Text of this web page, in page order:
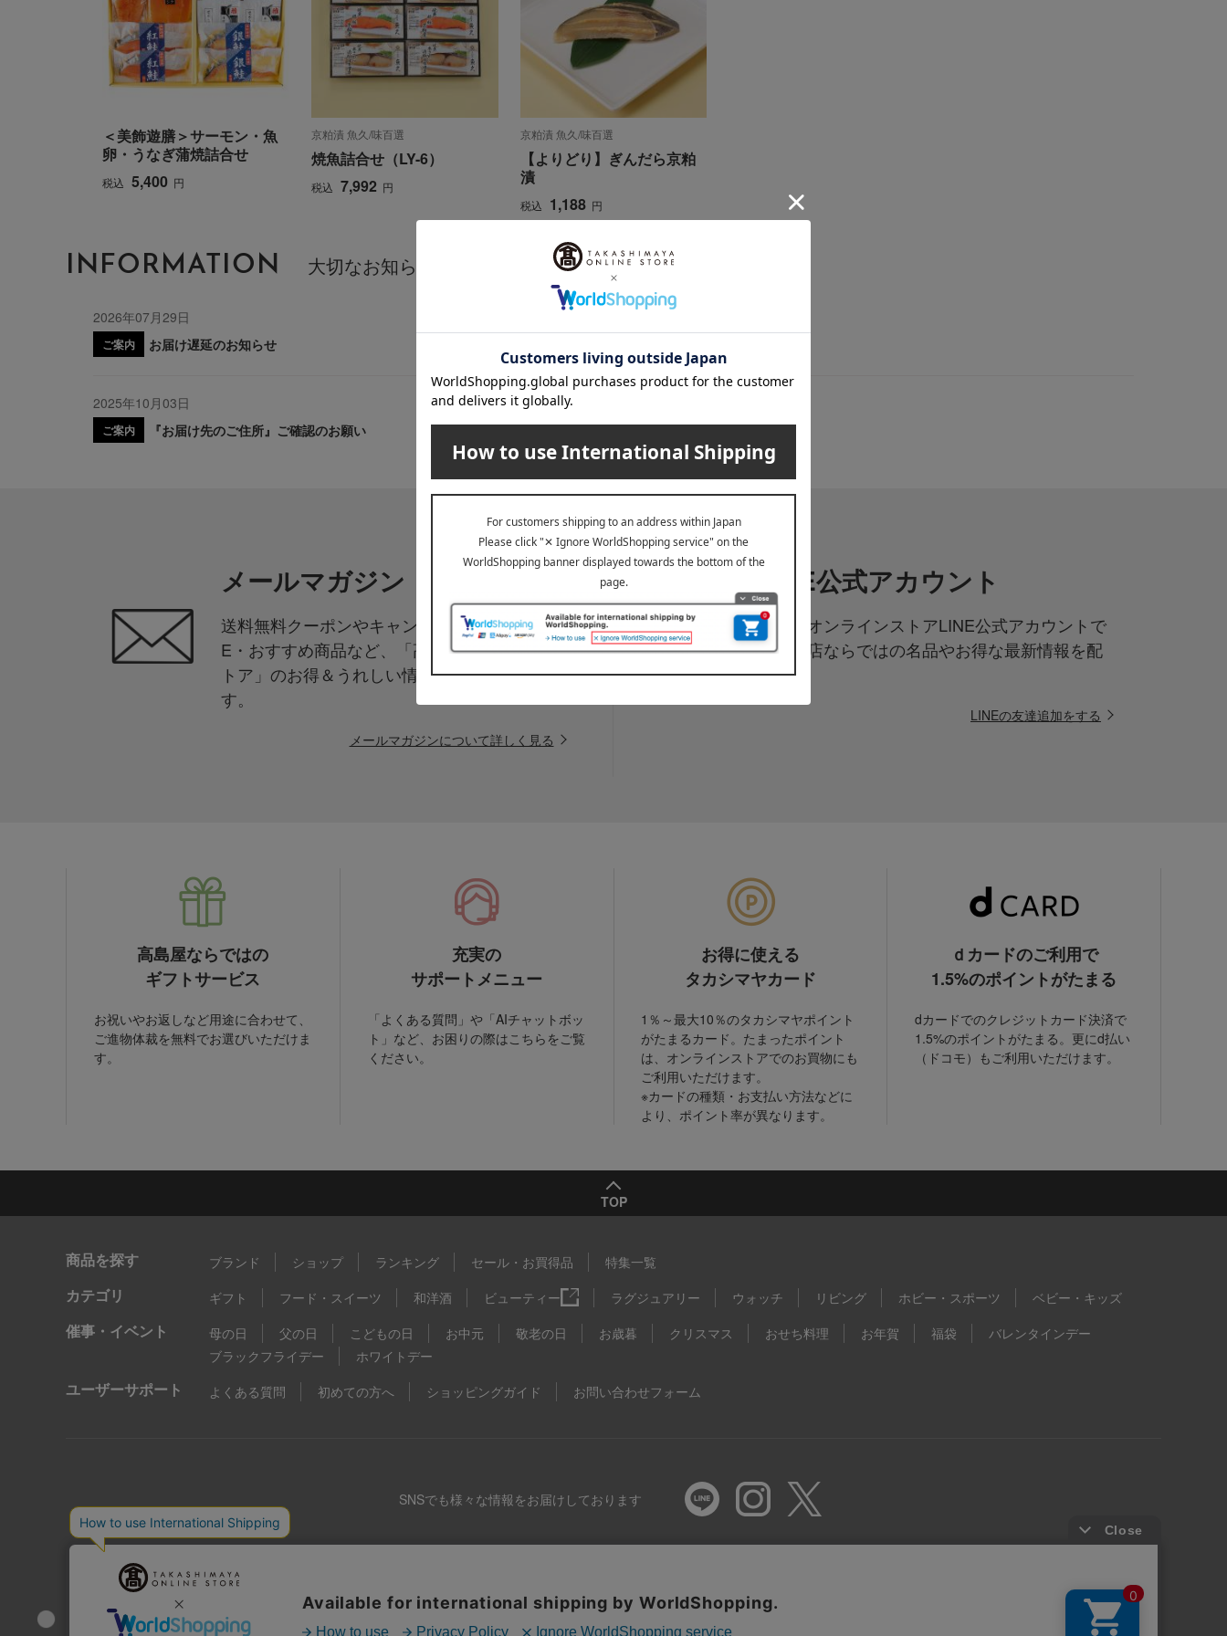
＜美飾遊膳＞サーモン・魚
卵・うなぎ蒲焼詰合せ
税込 5,400 円
京粕漬 魚久/味百選
焼魚詰合せ（LY-6）
税込 7,992 円
京粕漬 魚久/味百選
【よりどり】ぎんだら京粕
漬
税込 1,188 円
INFORMATION 大切なお知らせ
2026年07月29日
ご案内 お届け遅延のお知らせ
2025年10月03日
ご案内 『お届け先のご住所』ご確認のお願い
メールマガジン
送料無料クーポンやキャンペーン、新着・SAL
E・おすすめ商品など、「高島屋オンラインス
トア」のお得＆うれしい情報をお届けいたしま
す。
メールマガジンについて詳しく見る
LINE公式アカウント
高島屋オンラインストアLINE公式アカウントで
は百貨店ならではの名品やお得な最新情報を配
信中！
LINEの友達追加をする
高島屋ならではの
ギフトサービス
お祝いやお返しなど用途に合わせて、
ご進物体裁を無料でお選びいただけま
す。
充実の
サポートメニュー
「よくある質問」や「AIチャットボッ
ト」など、お困りの際はこちらをご覧
ください。
お得に使える
タカシマヤカード
1％～最大10％のタカシマヤポイント
がたまるカード。たまったポイント
は、オンラインストアでのお買物にも
ご利用いただけます。
※カードの種類・お支払い方法などに
より、ポイント率が異なります。
ｄカードのご利用で
1.5%のポイントがたまる
dカードでのクレジットカード決済で
1.5%のポイントがたまる。更にd払い
（ドコモ）もご利用いただけます。
TOP
商品を探す ブランド ショップ ランキング セール・お買得品 特集一覧
カテゴリ ギフト フード・スイーツ 和洋酒 ビューティー ラグジュアリー ウォッチ リビング ホビー・スポーツ ベビー・キッズ
催事・イベント 母の日 父の日 こどもの日 お中元 敬老の日 お歳暮 クリスマス おせち料理 お年賀 福袋
バレンタインデー
ブラックフライデー
ホワイトデー
ユーザーサポート よくある質問 初めての方へ ショッピングガイド お問い合わせフォーム
SNSでも様々な情報をお届けしております
特定商取引法に基づく表示 プライバシーポリシー